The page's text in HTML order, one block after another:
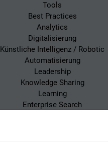
Tools
Best Practices
Analytics
Digitalisierung
Künstliche Intelligenz / Robotic
Automatisierung
Leadership
Knowledge Sharing
Learning
Enterprise Search